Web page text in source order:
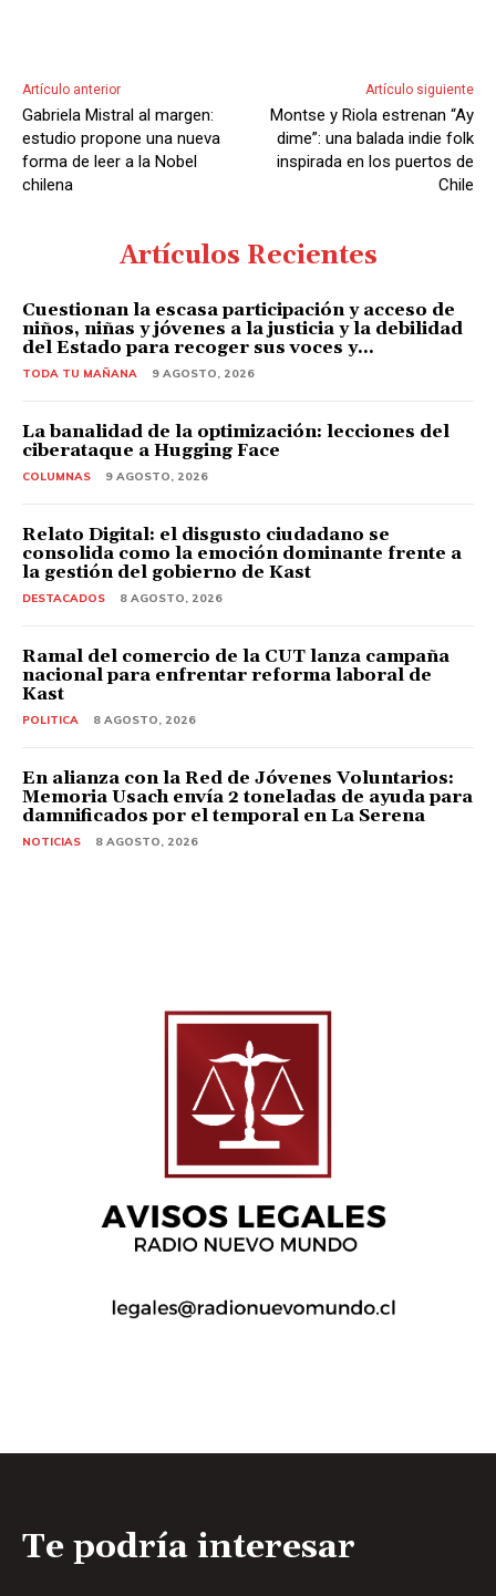
Artículo anterior
Gabriela Mistral al margen:
estudio propone una nueva
forma de leer a la Nobel
chilena
Artículo siguiente
Montse y Riola estrenan “Ay
dime”: una balada indie folk
inspirada en los puertos de
Chile
Artículos Recientes
Cuestionan la escasa participación y acceso de
niños, niñas y jóvenes a la justicia y la debilidad
del Estado para recoger sus voces y...
TODA TU MAÑANA 9 AGOSTO, 2026
La banalidad de la optimización: lecciones del
ciberataque a Hugging Face
COLUMNAS 9 AGOSTO, 2026
Relato Digital: el disgusto ciudadano se
consolida como la emoción dominante frente a
la gestión del gobierno de Kast
DESTACADOS 8 AGOSTO, 2026
Ramal del comercio de la CUT lanza campaña
nacional para enfrentar reforma laboral de
Kast
POLITICA 8 AGOSTO, 2026
En alianza con la Red de Jóvenes Voluntarios:
Memoria Usach envía 2 toneladas de ayuda para
damnificados por el temporal en La Serena
NOTICIAS 8 AGOSTO, 2026
Te podría interesar